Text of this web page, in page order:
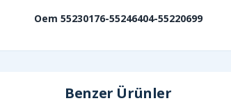
Oem 55230176-55246404-55220699
Benzer Ürünler